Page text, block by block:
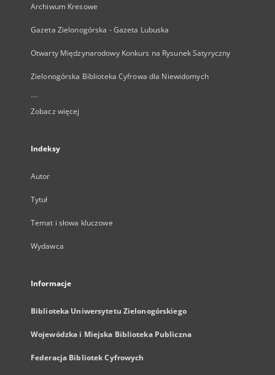
Archiwum Kresowe
Gazeta Zielonogórska - Gazeta Lubuska
Otwarty Międzynarodowy Konkurs na Rysunek Satyryczny
Zielonogórska Biblioteka Cyfrowa dla Niewidomych
...
Zobacz więcej
Indeksy
Autor
Tytuł
Temat i słowa kluczowe
Wydawca
Informacje
Biblioteka Uniwersytetu Zielonogórskiego
Wojewódzka i Miejska Biblioteka Publiczna
Federacja Bibliotek Cyfrowych